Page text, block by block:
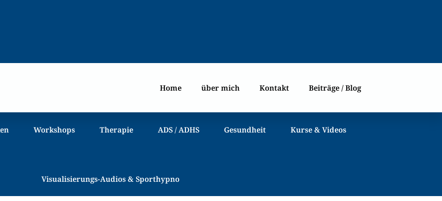
Home über mich Kontakt Beiträge / Blog
Workshops Therapie ADS / ADHS Gesundheit Kurse & Videos
Visualisierungs-Audios & Sporthypno